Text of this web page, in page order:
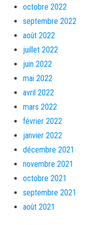
octobre 2022
septembre 2022
août 2022
juillet 2022
juin 2022
mai 2022
avril 2022
mars 2022
février 2022
janvier 2022
décembre 2021
novembre 2021
octobre 2021
septembre 2021
août 2021